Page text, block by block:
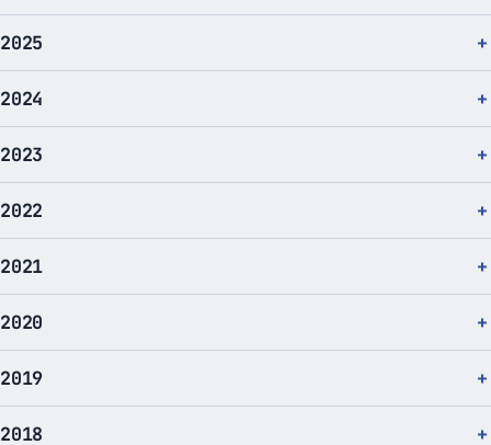
2025
2024
2023
2022
2021
2020
2019
2018